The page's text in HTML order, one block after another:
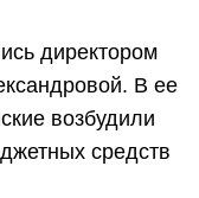
директором
В ее
возбудили
средств